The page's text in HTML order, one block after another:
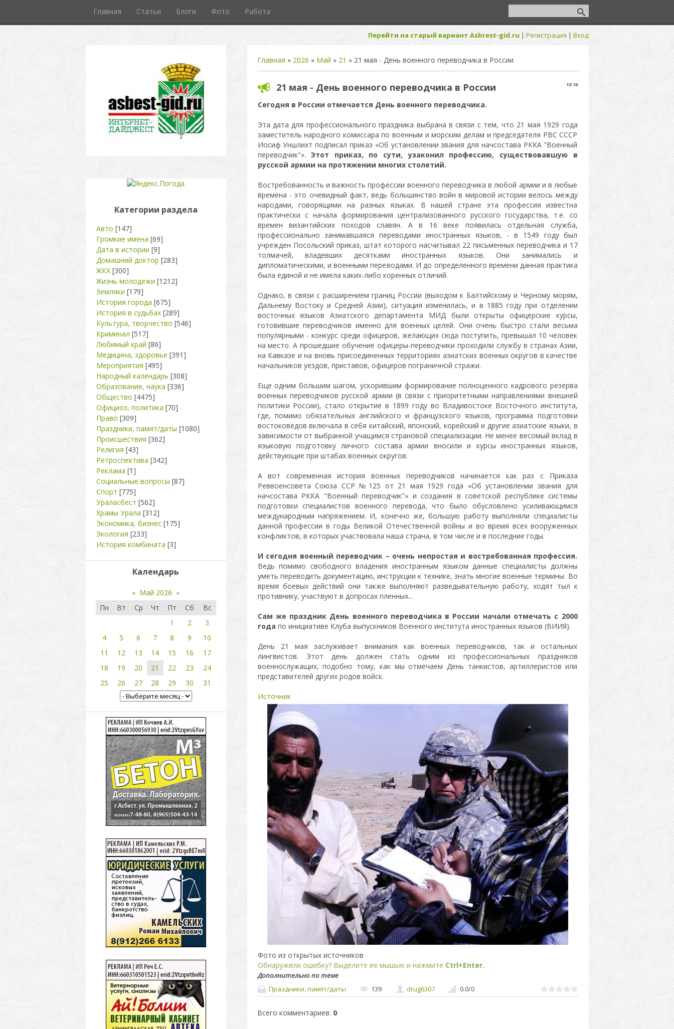
Главная Статьи Блоги Фото Работа
Перейти на старый вариант Asbrest-gid.ru | Регистрация | Вход
Главная » 2026 » Май » 21 » 21 мая - День военного переводчика в России
13:10
21 мая - День военного переводчика в России
Сегодня в России отмечается День военного переводчика.
Эта дата для профессионального праздника выбрана в связи с тем, что 21 мая 1929 года
заместитель народного комиссара по военным и морским делам и председателя РВС СССР
Иосиф Уншлихт подписал приказ «Об установлении звания для начсостава РККА "Военный
переводчик"».Этот приказ, по сути, узаконил профессию, существовавшую в
русской армии на протяжении многих столетий.
Востребованность и важность профессии военного переводчика в любой армии и в любые
времена - это очевидный факт, ведь большинство войн в мировой истории велось между
народами, говорящими на разных языках. В нашей стране эта профессия известна
практически с начала формирования централизованного русского государства, т.е. со
времен византийских походов славян. А в 16 веке появилась отдельная служба,
профессионально занимавшаяся переводами иностранных языков, - в 1549 году был
учрежден Посольский приказ, штат которого насчитывал 22 письменных переводчика и 17
толмачей, владевших десятками иностранных языков. Они занимались и
дипломатическими, и военными переводами. И до определенного времени данная практика
была единой и не имела каких-либо коренных отличий.
Однако, в связи с расширением границ России (выходом к Балтийскому и Черному морям,
Дальнему Востоку и Средней Азии), ситуация изменилась, и в 1885 году при отделении
восточных языков Азиатского департамента МИД были открыты офицерские курсы,
готовившие переводчиков именно для военных целей. Они очень быстро стали весьма
популярными - конкурс среди офицеров, желающих сюда поступить, превышал 10 человек
на место. А прошедшие обучение офицеры-переводчики проходили службу в странах Азии,
на Кавказе и на вновь присоединенных территориях азиатских военных округов в качестве
начальников уездов, приставов, офицеров пограничной стражи.
Еще одним большим шагом, ускорившим формирование полноценного кадрового резерва
военных переводчиков русской армии (в связи с приоритетными направлениями внешней
политики России), стало открытие в 1899 году во Владивостоке Восточного института,
где, помимо обязательных английского и французского языков, программа подготовки
востоковедов включала в себя китайский, японский, корейский и другие азиатские языки, в
зависимости от выбранной учащимся страновой специализации. Не менее весомый вклад в
языковую подготовку личного состава армии вносили и курсы иностранных языков,
действующие при штабах военных округов.
А вот современная история военных переводчиков начинается как раз с Приказа
Реввоенсовета Союза ССР №125 от 21 мая 1929 года «Об установлении звания для
начсостава РККА "Военный переводчик"» и создания в советской республике системы
подготовки специалистов военного перевода, что было обусловлено усиливающимся
международным напряжением. И, конечно же, большую работу выполняли специалисты
данной профессии в годы Великой Отечественной войны и во время всех вооруженных
конфликтов, в которых участвовала наша страна, в том числе и в последние годы.
И сегодня военный переводчик – очень непростая и востребованная профессия.
Ведь помимо свободного владения иностранным языком данные специалисты должны
уметь переводить документацию, инструкции к технике, знать многие военные термины. Во
время боевых действий они также выполняют разведывательную работу, ходят тыл к
противнику, участвуют в допросах пленных...
Сам же праздник День военного переводчика в России начали отмечать с 2000
года по инициативе Клуба выпускников Военного института иностранных языков (ВИИЯ).
День 21 мая заслуживает внимания как военных переводчиков, так и остальных
лингвистов. Этот день должен стать одним из профессиональных праздников
военнослужащих, подобно тому, как мы отмечаем День танкистов, артиллеристов или
представителей других родов войск.
Источник
Фото из открытых источников
Обнаружили ошибку? Выделите ее мышью и нажмите Ctrl+Enter.
Дополнительно по теме
Праздники, памят/даты
139 drug6307 0.0/0
Всего комментариев: 0
Категории раздела
Авто [147]
Громкие имена [69]
Дата в истории [9]
Домашний доктор [283]
ЖКХ [300]
Жизнь молодежи [1212]
Земляки [179]
История города [675]
История в судьбах [289]
Культура, творчество [546]
Криминал [517]
Любимый край [86]
Медицина, здоровье [391]
Мероприятия [495]
Народный календарь [308]
Образование, наука [336]
Общество [4475]
Официоз, политика [70]
Право [309]
Праздники, памят/даты [1080]
Происшествия [362]
Религия [43]
Ретроспектива [342]
Реклама [1]
Социальные вопросы [87]
Спорт [775]
Ураласбест [562]
Храмы Урала [312]
Экономика, бизнес [175]
Экология [233]
История комбината [3]
Календарь
« Май 2026 »
Пн
Вт Ср Чт Пт Сб
Вс
1
2
3
4
5 6 7 8 9
10
11
12 13 14 15 16
17
18
19 20 21 22 23
24
25
26 27 28 29 30 31